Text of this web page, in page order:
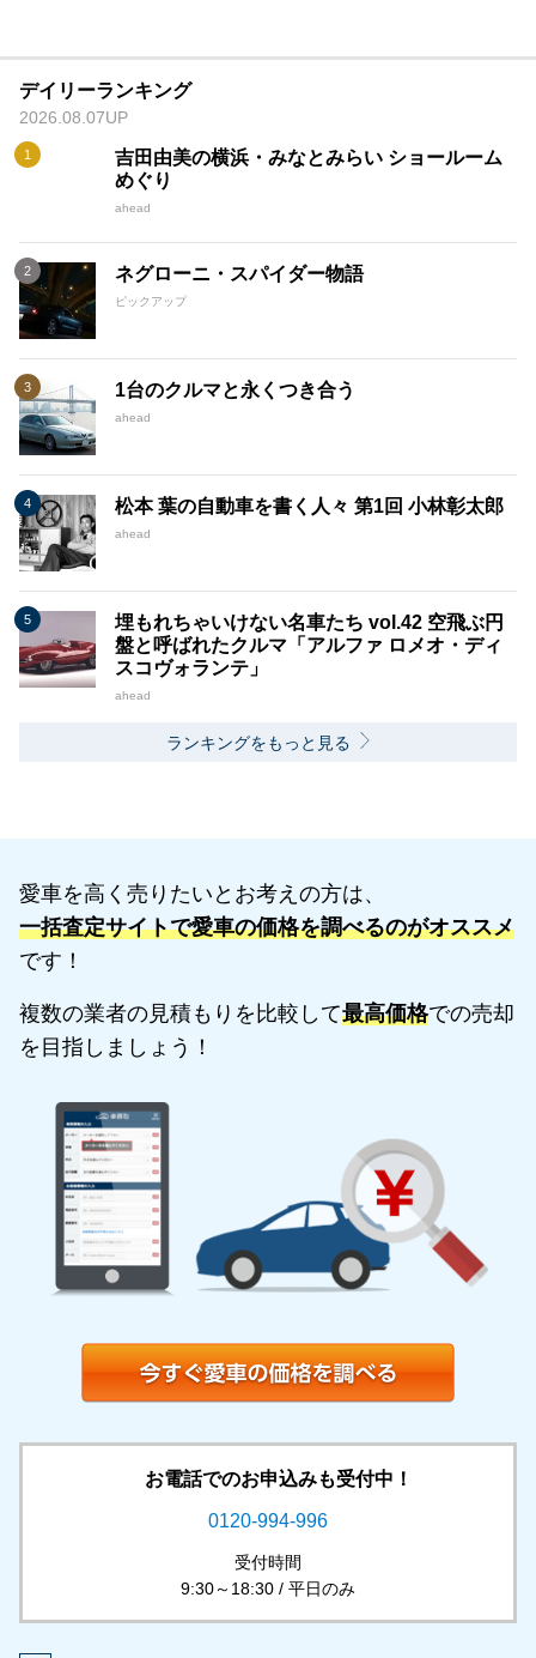
デイリーランキング
2026.08.07UP
吉田由美の横浜・みなとみらい ショールーム
めぐり
ahead
ネグローニ・スパイダー物語
ピックアップ
1台のクルマと永くつき合う
ahead
松本 葉の自動車を書く人々 第1回 小林彰太郎
ahead
埋もれちゃいけない名車たち vol.42 空飛ぶ円
盤と呼ばれたクルマ「アルファ ロメオ・ディ
スコヴォランテ」
ahead
ランキングをもっと見る
愛車を高く売りたいとお考えの方は、
一括査定サイトで愛車の価格を調べるのがオススメ
です！
複数の業者の見積もりを比較して最高価格での売却
を目指しましょう！
お電話でのお申込みも受付中！
0120-994-996
受付時間
9:30～18:30 / 平日のみ